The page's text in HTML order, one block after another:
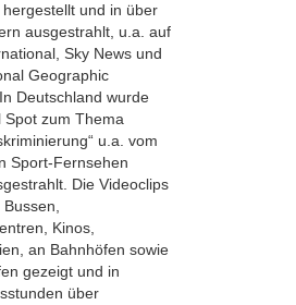
und in über
ausgestrahlt, u.a. auf
Sky News und
Geographic
Deutschland wurde
Spot zum Thema
u.a. vom
Sport-Fernsehen
Die Videoclips
Kinos,
an Bahnhöfen sowie
gezeigt und in
über